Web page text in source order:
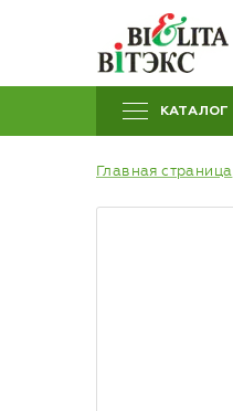
КАТАЛОГ
Главная страница